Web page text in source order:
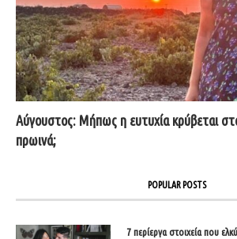
Αύγουστος: Μήπως η ευτυχία κρύβεται
πρωινά;
POPULAR POSTS
7 περίεργα στοιχεία που